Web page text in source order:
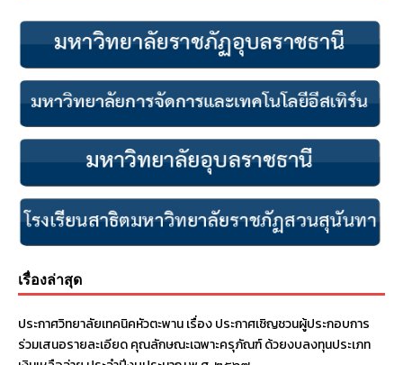
เรื่องล่าสุด
ประกาศวิทยาลัยเทคนิคหัวตะพาน เรื่อง ประกาศเชิญชวนผู้ประกอบการ
ร่วมเสนอรายละเอียด คุณลักษณะเฉพาะครุภัณฑ์ ด้วยงบลงทุนประเภท